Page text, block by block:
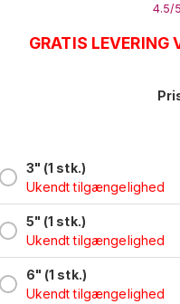
4.5/
GRATIS LEVERING
3" (1 stk.)
Ukendt tilgængelighed
5" (1 stk.)
Ukendt tilgængelighed
6" (1 stk.)
Ukendt tilgængelighed